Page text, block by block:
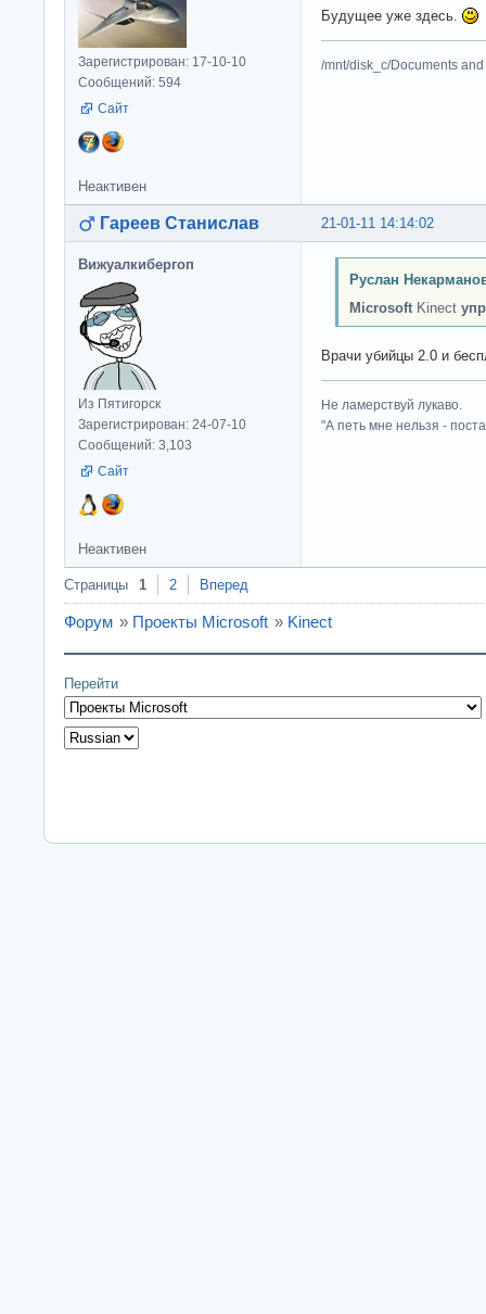
Зарегистрирован: 17-10-10
Сообщений: 594
Сайт
Будущее уже здесь.
/mnt/disk_c/Documents
Неактивен
21-01-11 14:14:02
Гареев Станислав
Вижуалкибергоп
Из Пятигорск
Зарегистрирован: 24-07-10
Сообщений: 3,103
Сайт
Руслан
MicrosoftKinect
Врачи убийцы 2.0 и
Не ламерствуй лукаво.
"А петь мне нельзя -
Неактивен
Страницы 1 2 Вперед
Форум » Проекты Microsoft » Kinect
Перейти